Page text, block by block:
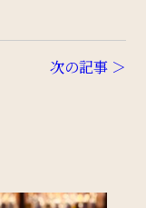
次の記事 ＞